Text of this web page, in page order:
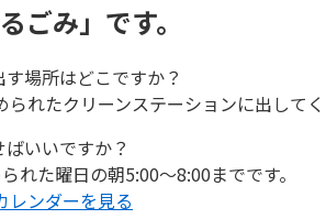
ごみ」です。
場所はどこですか？
られたクリーンステーションに出して
いいですか？
れた曜日の朝5:00～8:00までです。
レンダーを見る